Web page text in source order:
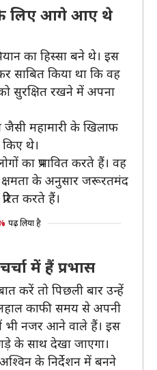
के लिए आगे आए थे
का हिस्सा बने थे। इस
साबित किया था कि वह
सुरक्षित रखने में अपना
जैसी महामारी के खिलाफ
थे।
का प्रभावित करते हैं। वह
के अनुसार जरूरतमंद
करते हैं।
पढ़ लिया है
में हैं प्रभास
करें तो पिछली बार उन्हें
काफी समय से अपनी
भी नजर आने वाले हैं। इस
के साथ देखा जाएगा।
के निर्देशन में बनने